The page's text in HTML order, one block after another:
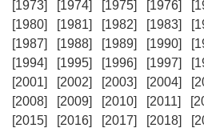
[1973] [1974] [1975] [1976]
[1980]
[1981] [1982] [1983]
[1987]
[1988] [1989] [1990]
[1994]
[1995] [1996] [1997]
[2001]
[2002] [2003] [2004]
[2008]
[2009] [2010] [2011]
[2015]
[2016] [2017] [2018]